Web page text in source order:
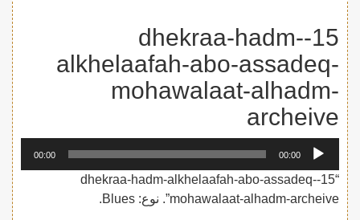
15-dhekraa-hadm-
alkhelaafah-abo-assadeq-
mohawalaat-alhadm-
archeive
مشغل
00:00
00:00
“15-dhekraa-hadm-alkhelaafah-abo-assadeq-
mohawalaat-alhadm-archeive”. نوع: Blues.